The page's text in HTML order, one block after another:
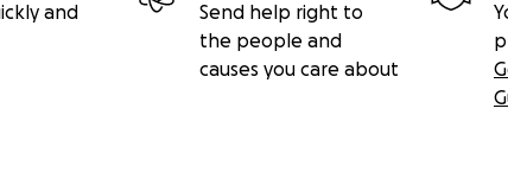
and
Send help right to
the people and
causes you care about